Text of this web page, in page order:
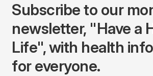
Subscribe to our
newsletter, "Have a
Life", with health
for everyone.